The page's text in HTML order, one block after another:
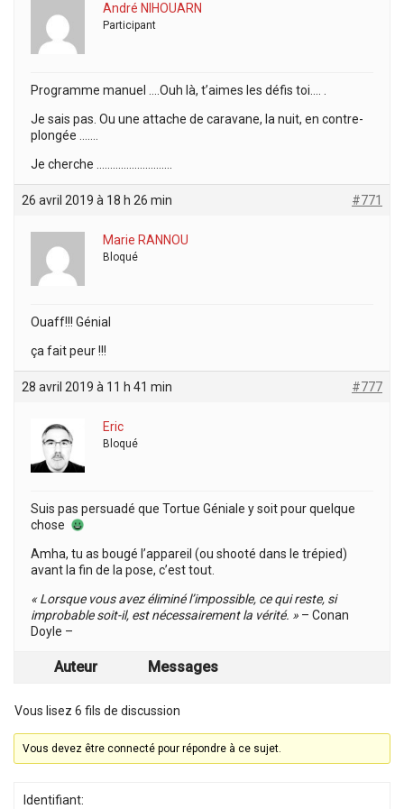
André NIHOUARN
Participant
Programme manuel ….Ouh là, t’aimes les défis toi…. .
Je sais pas. Ou une attache de caravane, la nuit, en contre-
plongée …….
Je cherche ……………………….
26 avril 2019 à 18 h 26 min #771
Marie RANNOU
Bloqué
Ouaff!!! Génial
ça fait peur !!!
28 avril 2019 à 11 h 41 min #777
Eric
Bloqué
Suis pas persuadé que Tortue Géniale y soit pour quelque
chose
Amha, tu as bougé l’appareil (ou shooté dans le trépied)
avant la fin de la pose, c’est tout.
« Lorsque vous avez éliminé l’impossible, ce qui reste, si
improbable soit-il, est nécessairement la vérité. » – Conan
Doyle –
Auteur Messages
Vous lisez 6 fils de discussion
Vous devez être connecté pour répondre à ce sujet.
Identifiant: